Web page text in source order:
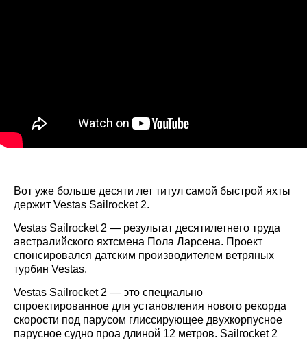
Вот уже больше десяти лет титул самой быстрой яхты
держит Vestas Sailrocket 2.
Vestas Sailrocket 2 — результат десятилетнего труда
австралийского яхтсмена Пола Ларсена. Проект
спонсировался датским производителем ветряных
турбин Vestas.
Vestas Sailrocket 2 — это специально
спроектированное для установления нового рекорда
скорости под парусом глиссирующее двухкорпусное
парусное судно проа длиной 12 метров. Sailrocket 2